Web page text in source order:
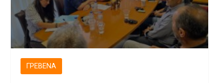
ΓΡΕΒΕΝΆ